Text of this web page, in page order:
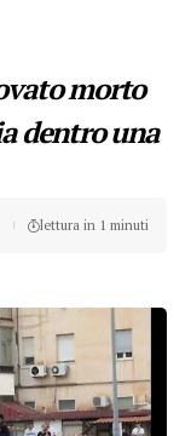
morto
dentro una
lettura in 1 minuti